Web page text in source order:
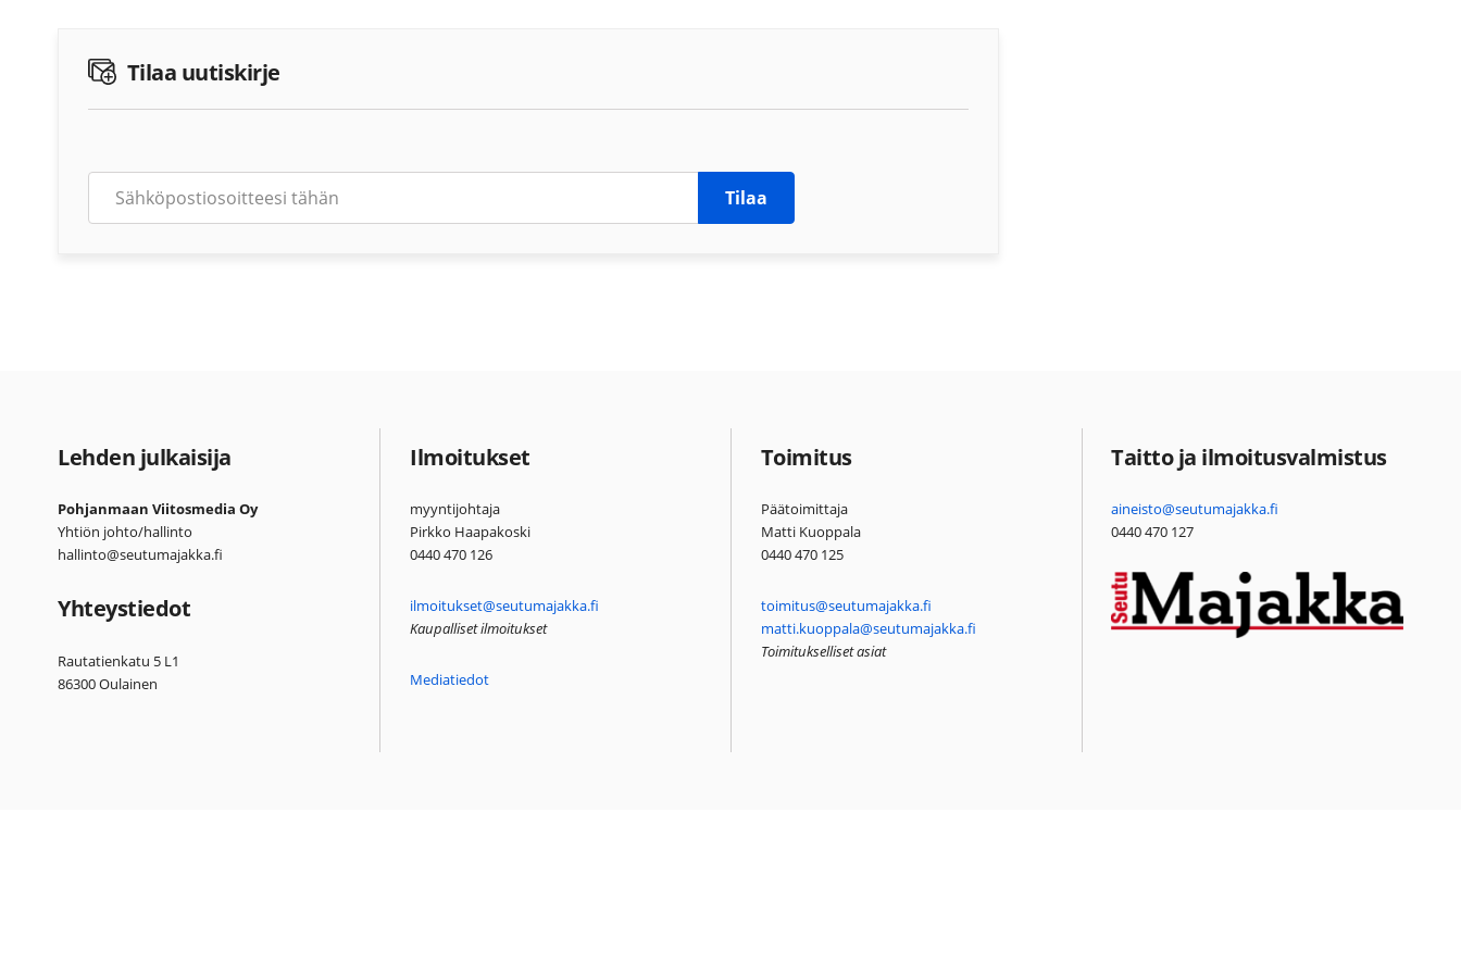
Tilaa uutiskirje
Tilaa
Lehden julkaisija
Pohjanmaan Viitosmedia Oy
Yhtiön johto/hallinto
hallinto@seutumajakka.fi
Yhteystiedot
Rautatienkatu 5 L1
86300 Oulainen
Ilmoitukset
myyntijohtaja
Pirkko Haapakoski
0440 470 126
ilmoitukset@seutumajakka.fi
Kaupalliset ilmoitukset
Mediatiedot
Toimitus
Päätoimittaja
Matti Kuoppala
0440 470 125
toimitus@seutumajakka.fi
matti.kuoppala@seutumajakka.fi
Toimitukselliset asiat
Taitto ja ilmoitusvalmistus
aineisto@seutumajakka.fi
0440 470 127